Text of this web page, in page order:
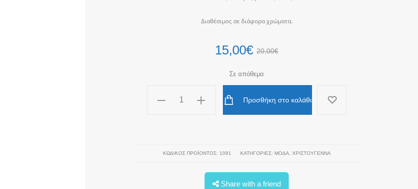
Διαθέσιμος σε διάφορα χρώματα.
20,00€
15,00€
Σε απόθεμα
ΠΟΡΤΟΚΑΛΙ
Προσθήκη στο καλάθι
ΚΩΔΙΚΌΣ ΠΡΟΪΌΝΤΟΣ: 1091 ΚΑΤΗΓΟΡΊΕΣ: ΜΟΔΑ ΧΡΙΣΤΟΥΓΕΝΝΑ
Share with a friend